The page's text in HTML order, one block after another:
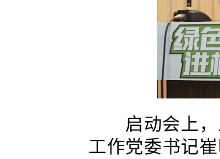
启动会上，
工作党委书记